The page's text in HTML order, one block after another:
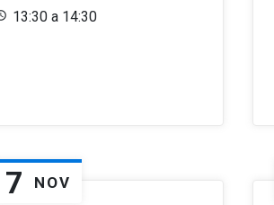
13:30 a 14:30
7 NOV